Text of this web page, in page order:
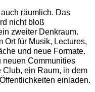
räumlich. Das
nicht bloß
zweiter Denkraum.
Ort für Musik, Lectures,
und neue Formate.
Communities
Club, ein Raum, in dem
einladen.